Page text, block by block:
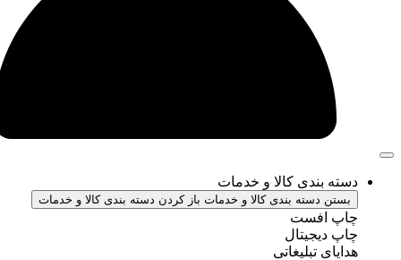
کالا و خدمات
بندی کالا و خدمات باز کردن دسته بندی کالا و خدمات